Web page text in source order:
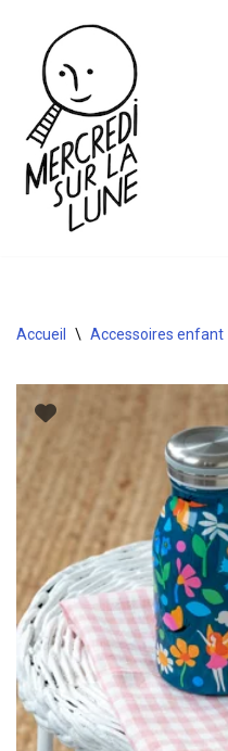
Aller
contenu
Accueil \ Accessoires enfant